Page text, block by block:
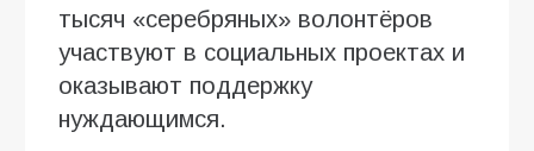
тысяч «серебряных» волонтёров
участвуют в социальных проектах и
оказывают поддержку
нуждающимся.